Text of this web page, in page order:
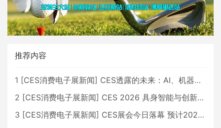
推荐内容
1 [CES消费电子展新闻] CES透露的未来：AI、机器人与智能生活大爆发
2 [CES消费电子展新闻] CES 2026 具身智能与创新领域 中国公司大放异彩
3 [CES消费电子展新闻] CES展会今日落幕 预计2026行业收入将超五千亿美元